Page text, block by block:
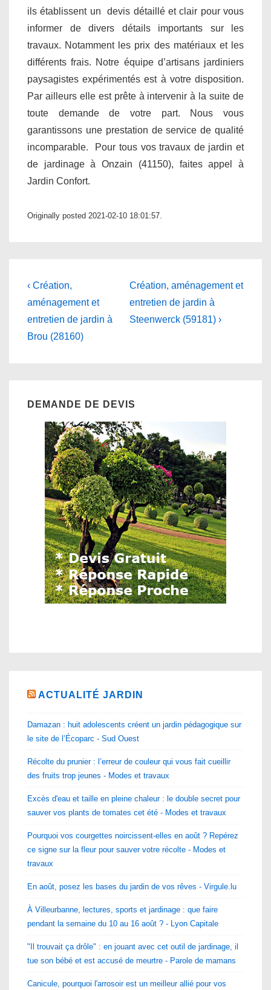
ils établissent un devis détaillé et clair pour vous
informer de divers détails importants sur les
travaux. Notamment les prix des matériaux et les
différents frais. Notre équipe d’artisans jardiniers
paysagistes expérimentés est à votre disposition.
Par ailleurs elle est prête à intervenir à la suite de
toute demande de votre part. Nous vous
garantissons une prestation de service de qualité
incomparable. Pour tous vos travaux de jardin et
de jardinage à Onzain (41150), faites appel à
Jardin Confort.
Originally posted 2021-02-10 18:01:57.
Navigation
de
l’article
Previous
Post
is
‹ Création,
aménagement et
entretien de jardin à
Brou (28160)
Next
Post
is
Création, aménagement et
entretien de jardin à
Steenwerck (59181) ›
DEMANDE DE DEVIS
ACTUALITÉ JARDIN
Damazan : huit adolescents créent un jardin pédagogique sur
le site de l’Écoparc - Sud Ouest
Récolte du prunier : l’erreur de couleur qui vous fait cueillir
des fruits trop jeunes - Modes et travaux
Excès d'eau et taille en pleine chaleur : le double secret pour
sauver vos plants de tomates cet été - Modes et travaux
Pourquoi vos courgettes noircissent-elles en août ? Repérez
ce signe sur la fleur pour sauver votre récolte - Modes et
travaux
En août, posez les bases du jardin de vos rêves - Virgule.lu
À Villeurbanne, lectures, sports et jardinage : que faire
pendant la semaine du 10 au 16 août ? - Lyon Capitale
"Il trouvait ça drôle" : en jouant avec cet outil de jardinage, il
tue son bébé et est accusé de meurtre - Parole de mamans
Canicule, pourquoi l'arrosoir est un meilleur allié pour vos